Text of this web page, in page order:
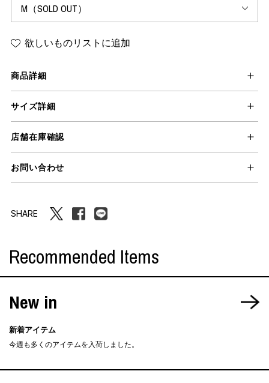
欲しいものリストに追加
商品詳細
サイズ詳細
店舗在庫確認
お問い合わせ
SHARE
Recommended Items
New in
新着アイテム
今週も多くのアイテムを入荷しました。